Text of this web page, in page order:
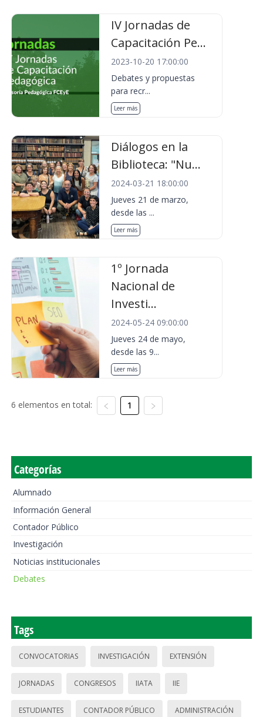
IV Jornadas de
Capacitación Pe...
2023-10-20 17:00:00
Debates y propuestas
para recr...
Leer más
Diálogos en la
Biblioteca: "Nu...
2024-03-21 18:00:00
Jueves 21 de marzo,
desde las ...
Leer más
1º Jornada
Nacional de
Investi...
2024-05-24 09:00:00
Jueves 24 de mayo,
desde las 9...
Leer más
6 elementos en total: 1
Categorías
Alumnado
Información General
Contador Público
Investigación
Noticias institucionales
Debates
Tags
CONVOCATORIAS INVESTIGACIÓN EXTENSIÓN
JORNADAS CONGRESOS IIATA IIE
ESTUDIANTES CONTADOR PÚBLICO ADMINISTRACIÓN